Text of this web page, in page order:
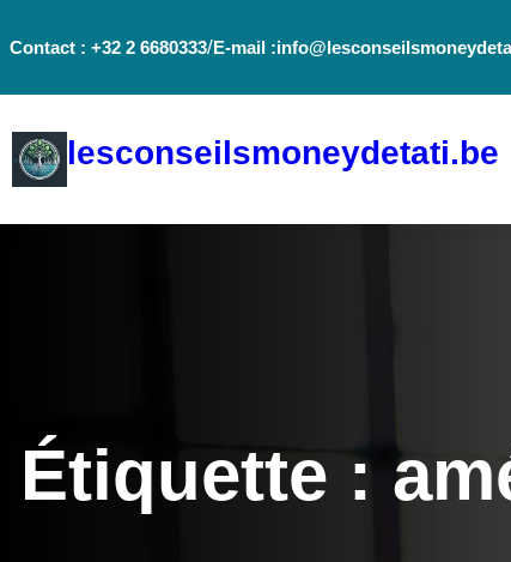
auContact : +32 2 6680333/E-mail
lesconseilsmoneydetati.be
Étiquette :